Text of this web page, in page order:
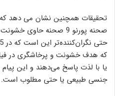
صحنه پورنو 9 صحنه
که هدف خشونت و پرخاشگری در
یا با لذت پاسخ می‌دهند و این
جنسی طبیعی یا حتی مطلوب است.